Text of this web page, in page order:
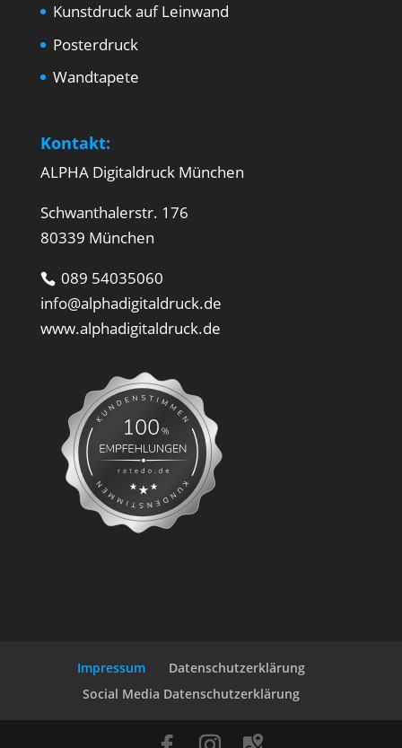
Kunstdruck auf Leinwand
Posterdruck
Wandtapete
Kontakt:
ALPHA Digitaldruck München
Schwanthalerstr. 176
80339 München
089 54035060
info@alphadigitaldruck.de
www.alphadigitaldruck.de
Impressum
Datenschutzerklärung
Social Media Datenschutzerklärung